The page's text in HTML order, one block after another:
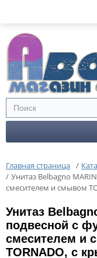
Главная страница /
/ Унитаз Belbagno
смесителем и смывом
Унитаз
подвесной с
смесителем и
TORNADO, с